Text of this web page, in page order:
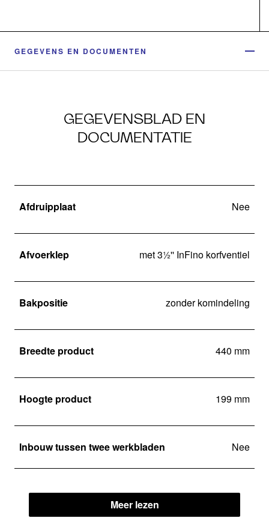
GEGEVENS EN DOCUMENTEN
GEGEVENSBLAD EN
DOCUMENTATIE
Afdruipplaat Nee
Afvoerklep met 3½'' InFino korfventiel
Bakpositie zonder komindeling
Breedte product 440 mm
Hoogte product 199 mm
Inbouw tussen twee werkbladen Nee
Meer lezen